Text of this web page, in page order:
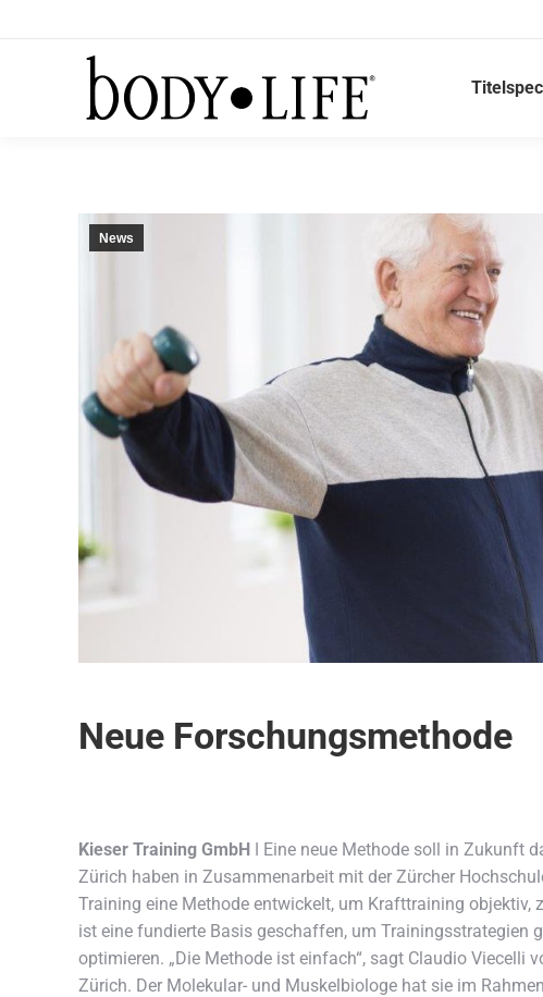
News
Neue Forschungsmethode
Kieser Training GmbH ǀ Eine neue Methode soll in Zukunft
Zürich haben in Zusammenarbeit mit der Zürcher
Training eine Methode entwickelt, um Krafttraining
ist eine fundierte Basis geschaffen, um Trainingsstrategien
optimieren. „Die Methode ist einfach“, sagt Claudio Viecelli
Zürich. Der Molekular- und Muskelbiologe hat sie im